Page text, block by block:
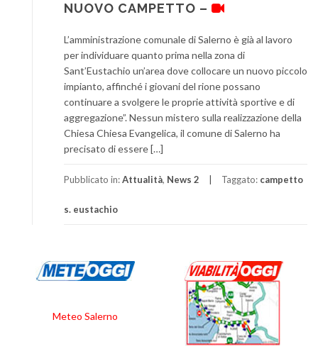
NUOVO CAMPETTO –
L’amministrazione comunale di Salerno è già al lavoro
per individuare quanto prima nella zona di
Sant’Eustachio un’area dove collocare un nuovo piccolo
impianto, affinché i giovani del rione possano
continuare a svolgere le proprie attività sportive e di
aggregazione”. Nessun mistero sulla realizzazione della
Chiesa Chiesa Evangelica, il comune di Salerno ha
precisato di essere […]
Pubblicato in:Attualità, News 2 Taggato: campetto
s. eustachio
Meteo Salerno